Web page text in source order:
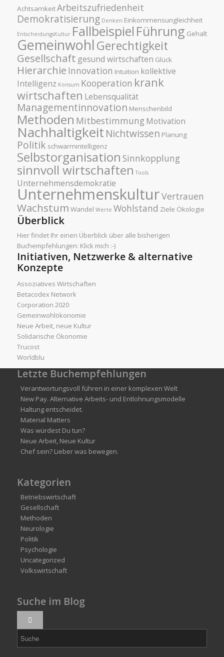
AchtsamkeitArbeitszufriedenheit
Demokratisierung Denken Einkommensungleichheit
EntscheidungsKultur Fallbeispiel Führung Gehalt
GemeinwohlGerechtigkeit
Gesellschaft gesund wirtschaften Glück
Hierarchie Innovation Intuition kollektive
Intelligenz Konsum Kooperation krank
wirtschaften Lebensqualität
Managementinnovation Menschenbild
Methoden Mitbestimmung Motivation
Nachhaltigkeit Nichtwissen Planung
Politik schwarmintelligenz
Selbstorganisation Sinnkopplung
sinnvoll wirtschaften Tools
Unternehmensdemokratie
UnternehmenskulturVertrauen
Wachstum Wandel Werte Wohlstand Ziele Ökologie
Überblick
Hier findet Ihr einen Überblick über alle bisherigen
Buchempfehlungen: Klick mich :-)
Initiativen, Netzwerke & alternative
Konzepte
Assoziatives Wirtschaften
Betacodex Network
Corporation 2020
Gemeinwohlökonomie
Neue Arbeit, neue Kultur
Solidarische Ökonomie
Trucost
Worldblu
Letzte Buchempfehlungen
Verantwortungsvoll führen in einer komplexen Welt
New Pay. Alternative Arbeits- und Entlohnungsmodelle
Haltung entscheidet.
Material Matters
Was würdest Du tun?
Neue Arbeit, Neue Kultur
Chef sein? Lieber was bewegen.
Kategorien
Betriebswirtschaft
Gesellschaft
Methoden
Neurologie
Politik
Psychologie
Uncategorized
Volkswirtschaft
Suche im Blog